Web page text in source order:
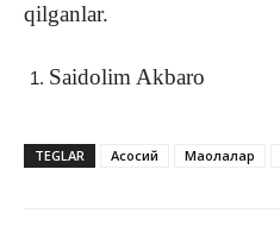
qilganlar.
Saidolim Akbaro
TEGLAR Асосий Мақолалар